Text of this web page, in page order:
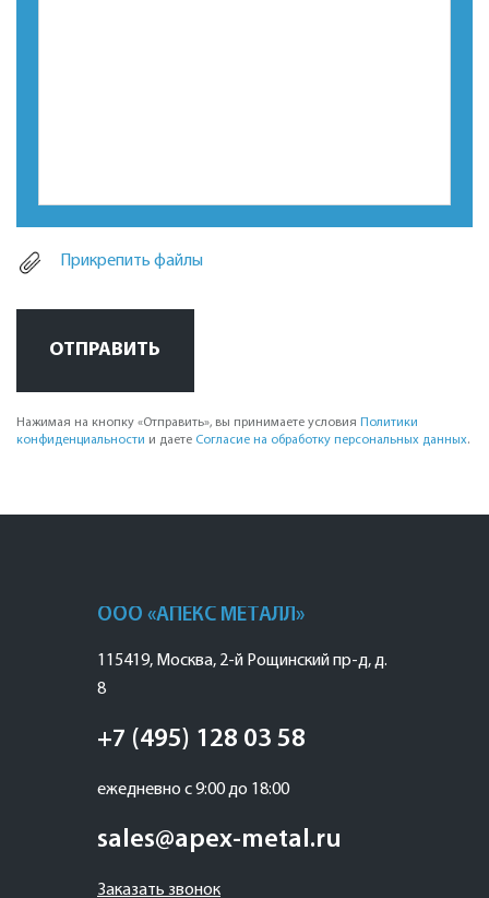
Прикрепить файлы
ОТПРАВИТЬ
Нажимая на кнопку «Отправить», вы принимаете условия Политики
конфиденциальности и даете Согласие на обработку персональных данных.
ООО «АПЕКС МЕТАЛЛ»
115419, Москва, 2-й Рощинский пр-д, д.
8
+7 (495) 128 03 58
ежедневно с 9:00 до 18:00
sales@apex-metal.ru
Заказать звонок